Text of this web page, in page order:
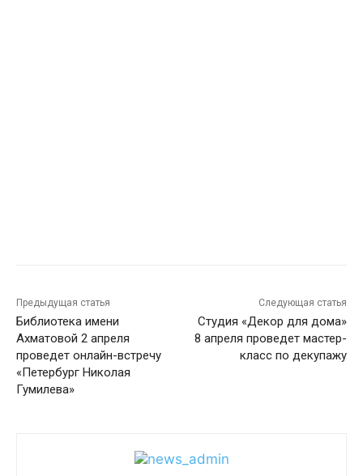
Предыдущая статья
Библиотека имени
Ахматовой 2 апреля
проведет онлайн-встречу
«Петербург Николая
Гумилева»
Следующая статья
Студия «Декор для дома»
8 апреля проведет мастер-
класс по декупажу